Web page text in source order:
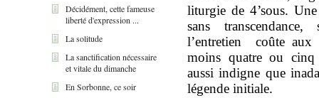
Décidément, cette fameuse
liberté d'expression ...
La solitude
La sanctification nécessaire
et vitale du dimanche
En Sorbonne, ce soir
liturgie de 4’sous.
sans
l’entretien coûte aux
moins quatre ou cinq
aussi indigne que
légende initiale.